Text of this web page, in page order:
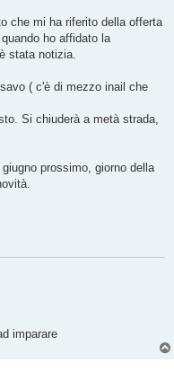
che mi ha riferito della offerta
ho affidato la
stata notizia.
( c'è di mezzo inail che
Si chiuderà a metà strada,
prossimo, giorno della
imparare